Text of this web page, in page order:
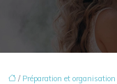
/ Préparation et organisation